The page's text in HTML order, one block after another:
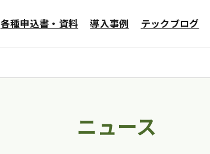
各種申込書・資料 導入事例 テックブログ
ニュース